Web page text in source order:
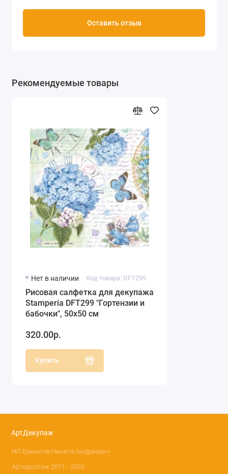
Оставить отзыв
Рекомендуемые товары
Нет в наличии Код товара: DFT299
Рисовая салфетка для декупажа
Stamperia DFT299 "Гортензии и
бабочки", 50х50 см
320.00р.
Купить
АртДекупаж
ИП Ермилов Никита Андреевич
Артедкупаж 2011 - 2026